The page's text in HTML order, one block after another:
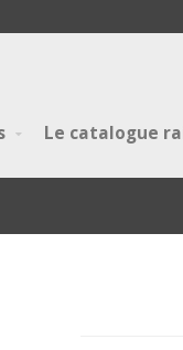
Le catalogue